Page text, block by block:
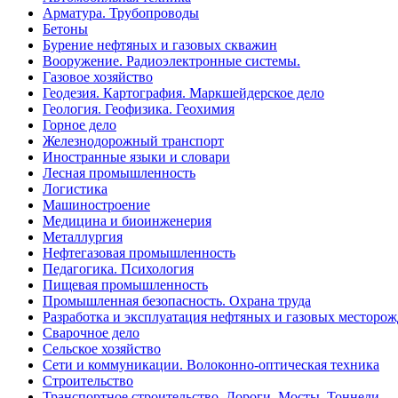
Арматура. Трубопроводы
Бетоны
Бурение нефтяных и газовых скважин
Вооружение. Радиоэлектронные системы.
Газовое хозяйство
Геодезия. Картография. Маркшейдерское дело
Геология. Геофизика. Геохимия
Горное дело
Железнодорожный транспорт
Иностранные языки и словари
Лесная промышленность
Логистика
Машиностроение
Медицина и биоинженерия
Металлургия
Нефтегазовая промышленность
Педагогика. Психология
Пищевая промышленность
Промышленная безопасность. Охрана труда
Разработка и эксплуатация нефтяных и газовых
Сварочное дело
Сельское хозяйство
Сети и коммуникации. Волоконно-оптическая техника
Строительство